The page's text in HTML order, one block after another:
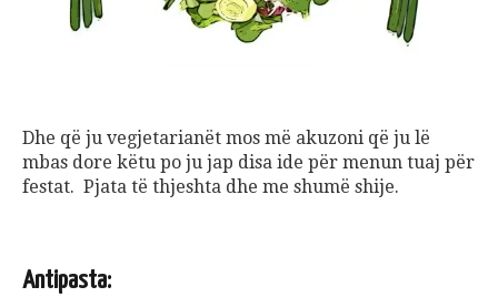
Dhe që ju vegjetarianët mos më akuzoni që ju lë
mbas dore këtu po ju jap disa ide për menun tuaj për
festat. Pjata të thjeshta dhe me shumë shije.
Antipasta: